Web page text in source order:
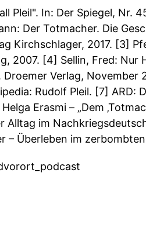
Pleil". In: Der Spiegel, Nr.
Der Totmacher. Die
Kirchschlager, 2017. [3]
2007. [4] Sellin, Fred: Nur
Droemer Verlag,
Rudolf Pleil. [7] ARD:
Erasmi – „Dem
Alltag im
– Überleben im